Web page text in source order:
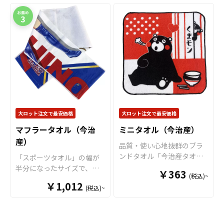
す。「
ボトルキャップアク
スタ 」は、ペットボトルの
キャップに取り付けるだけ
で“推しのアクリルスタンド
専用ステージ”が完成！様々
なシーンで推し活がもっと
楽しくなるアイテムです。
独自設計のボトルキャップ
（特許出願中）は多く
のペットボトルにしっかり
フィットし、選べる6色のカ
ラーラインナップで作品世
界に合わせた表現が可能。
アクスタ部分はダイカット
加工に対応しており、キャ
ラクター・ロゴ・シンボル
など自由な形状で制作でき
ます。場所を取らないミニ
サイズながら、飾り映えす
を引き立てます。 角部分に
丸みをもたせた角丸仕様で
手触りもよく安心してお使
いいただけます。 また、目
盛り部分に斜面がついた書
きやすい仕様ですので、実
用性としてもお勧めできま
す。学校の記念品 としても
イテムとなっております。
販売に必要な資材も取り揃
えておりますので、お客様
にはデザインを入稿してい
ただくだけでオリジナル商
品として販売していただく
ことができます。 短納期・
小ロットでの対応も可能で
大ロット注文で最安価格
マフラータオル（今治
産）
「スポーツタオル」の幅が
半分になったサイズで、首
す。スポーツ観戦やフェス
￥1,012 (税込)~
大ロット注文で最安価格
ミニタオル（今治産）
品質・使い心地抜群のブラ
ンドタオル「今治産タオ
ズでリーズナブルな価格で
￥363 (税込)~